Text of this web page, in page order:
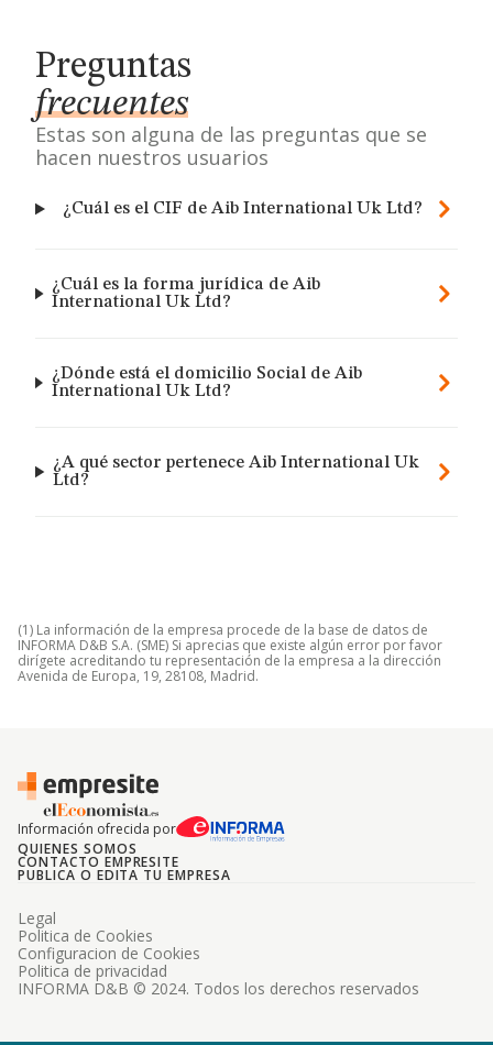
Preguntas
frecuentes
Estas son alguna de las preguntas que se
hacen nuestros usuarios
¿Cuál es el CIF de Aib International Uk Ltd?
¿Cuál es la forma jurídica de Aib
International Uk Ltd?
¿Dónde está el domicilio Social de Aib
International Uk Ltd?
¿A qué sector pertenece Aib International Uk
Ltd?
(1) La información de la empresa procede de la base de datos de
INFORMA D&B S.A. (SME) Si aprecias que existe algún error por favor
dirígete acreditando tu representación de la empresa a la dirección
Avenida de Europa, 19, 28108, Madrid.
Información ofrecida por
QUIENES SOMOS
CONTACTO EMPRESITE
PUBLICA O EDITA TU EMPRESA
INFORMA D&B © 2024. Todos los derechos reservados
Legal
Politica de Cookies
Configuracion de Cookies
Politica de privacidad